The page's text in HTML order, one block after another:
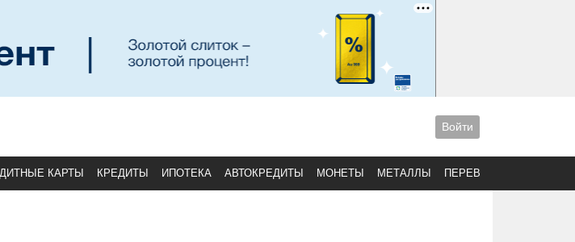
Войти
КАРТЫ КРЕДИТЫ ИПОТЕКА АВТОКРЕДИТЫ МОНЕТЫ МЕТАЛЛЫ ПЕРЕВОДЫ